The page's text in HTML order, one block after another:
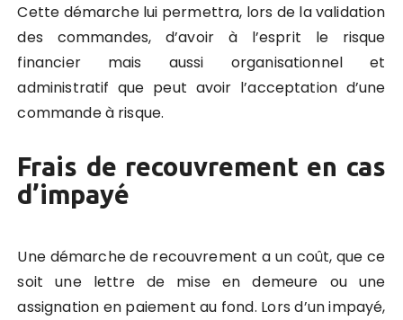
Cette démarche lui permettra, lors de la validation
des commandes, d’avoir à l’esprit le risque
financier mais aussi organisationnel et
administratif que peut avoir l’acceptation d’une
commande à risque.
Frais de recouvrement en cas
d’impayé
Une démarche de recouvrement a un coût, que ce
soit une lettre de mise en demeure ou une
assignation en paiement au fond. Lors d’un impayé,